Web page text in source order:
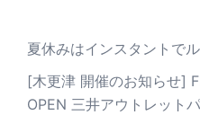
夏休みはインスタントで
[木更津 開催のお知らせ]
OPEN 三井アウトレット